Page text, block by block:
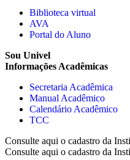
Biblioteca virtual
AVA
Portal do Aluno
Sou Univel
Informações Acadêmicas
Secretaria Acadêmica
Manual Acadêmico
Calendário Acadêmico
TCC
Consulte aqui o cadastro da
Consulte aqui o cadastro da